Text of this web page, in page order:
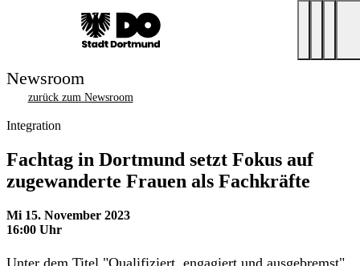
Newsroom
zurück zum Newsroom
Integration
Fachtag in Dortmund setzt Fokus auf
zugewanderte Frauen als Fachkräfte
Mi 15. November 2023
16:00 Uhr
Unter dem Titel "Qualifiziert, engagiert und ausgebremst"